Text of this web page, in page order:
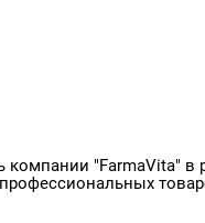
"FarmaVita" в